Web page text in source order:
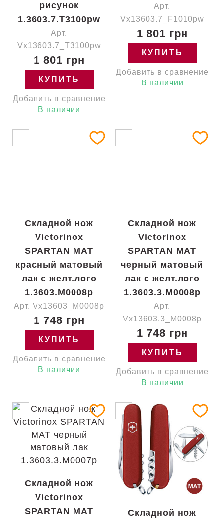
рисунок
1.3603.7.T3100pw
Арт.
Vx13603.7_T3100pw
1 801 грн
КУПИТЬ
Добавить в сравнение
В наличии
Арт.
Vx13603.7_F1010pw
1 801 грн
КУПИТЬ
Добавить в сравнение
В наличии
Складной нож
Victorinox
SPARTAN MAT
красный матовый
лак с желт.лого
1.3603.M0008p
Арт. Vx13603_M0008p
1 748 грн
КУПИТЬ
Добавить в сравнение
В наличии
Складной нож
Victorinox
SPARTAN MAT
черный матовый
лак с желт.лого
1.3603.3.M0008p
Арт.
Vx13603.3_M0008p
1 748 грн
КУПИТЬ
Добавить в сравнение
В наличии
Складной нож
Victorinox
SPARTAN MAT
Складной нож